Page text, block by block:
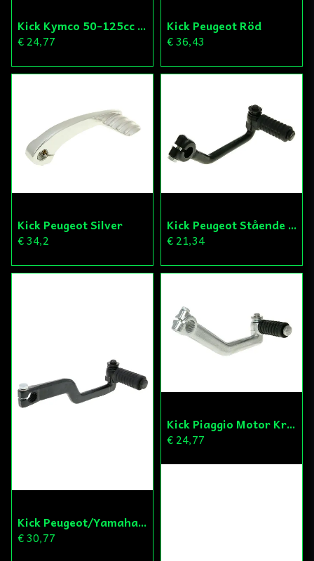
Kick Kymco 50-125cc Svart
€ 24,77
Kick Peugeot Röd
€ 36,43
Kick Peugeot Silver
€ 34,2
Kick Peugeot Stående Motor
€ 21,34
Kick Peugeot/Yamaha/Honda/Kymco Svart
€ 30,77
Kick Piaggio Motor Krom
€ 24,77